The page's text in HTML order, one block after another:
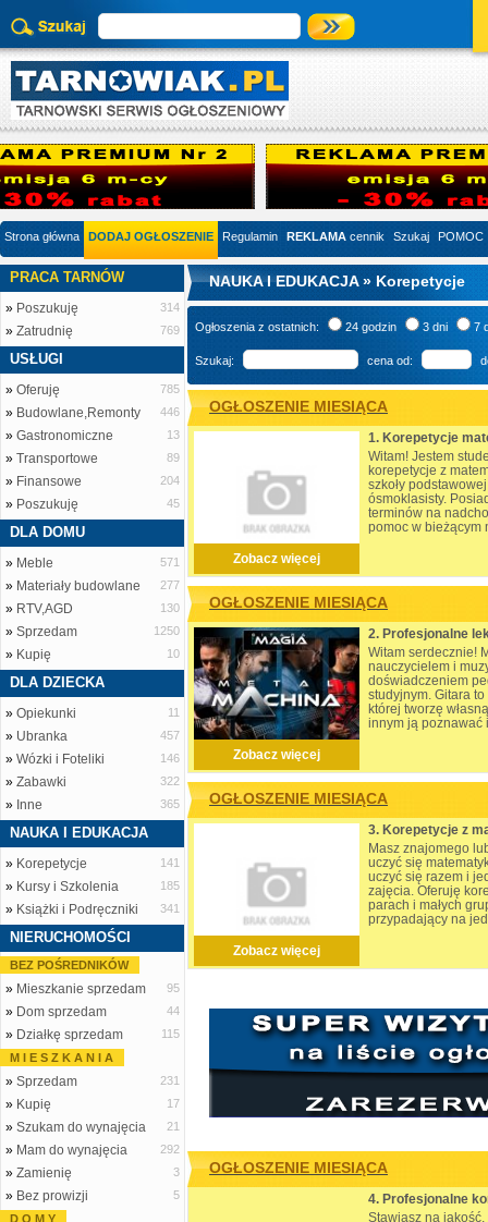
Strona główna DODAJ OGŁOSZENIE Regulamin REKLAMA cennik Szukaj POMOC
PRACA TARNÓW
» Poszukuję 314
» Zatrudnię 769
USŁUGI
» Oferuję 785
» Budowlane,Remonty 446
» Gastronomiczne 13
» Transportowe 89
» Finansowe 204
» Poszukuję 45
DLA DOMU
» Meble 571
» Materiały budowlane 277
» RTV,AGD 130
» Sprzedam 1250
» Kupię 10
DLA DZIECKA
» Opiekunki 11
» Ubranka 457
» Wózki i Foteliki 146
» Zabawki 322
» Inne 365
NAUKA I EDUKACJA
» Korepetycje 141
» Kursy i Szkolenia 185
» Książki i Podręczniki 341
NIERUCHOMOŚCI
BEZ POŚREDNIKÓW
» Mieszkanie sprzedam 95
» Dom sprzedam 44
» Działkę sprzedam
115
M I E S Z K A N I A
» Sprzedam 231
» Kupię 17
» Szukam do wynajęcia 21
» Mam do wynajęcia 292
» Zamienię 3
» Bez prowizji
5
D O M Y
NAUKA I EDUKACJA » Korepetycje
Ogłoszenia z ostatnich: 24 godzin 3 dni 7
Szukaj: cena od:
OGŁOSZENIE MIESIĄCA
Zobacz więcej
1. Korepetycje
Witam! Jestem
korepetycje z
szkoły
ósmoklasisty.
terminów na
pomoc w bieżącym
OGŁOSZENIE MIESIĄCA
Zobacz więcej
Witam serdecznie!
nauczycielem i
doświadczeniem
studyjnym. Gitara
której tworzę
innym ją poznawać
OGŁOSZENIE MIESIĄCA
Zobacz więcej
Masz znajomego
uczyć się
uczyć się razem i
zajęcia. Oferuję
parach i małych
przypadający na
OGŁOSZENIE MIESIĄCA
Stawiasz na